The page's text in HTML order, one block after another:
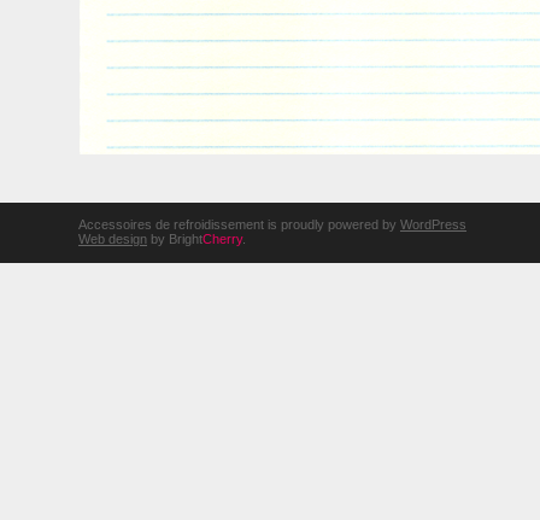
Accessoires de refroidissement is proudly powered by WordPress
Web design by BrightCherry.